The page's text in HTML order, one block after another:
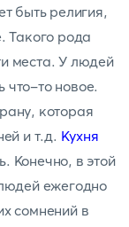
быть религия,
Такого рода
места. У людей
что-то новое.
которая
и т.д. Кухня
Конечно, в этой
ежегодно
сомнений в